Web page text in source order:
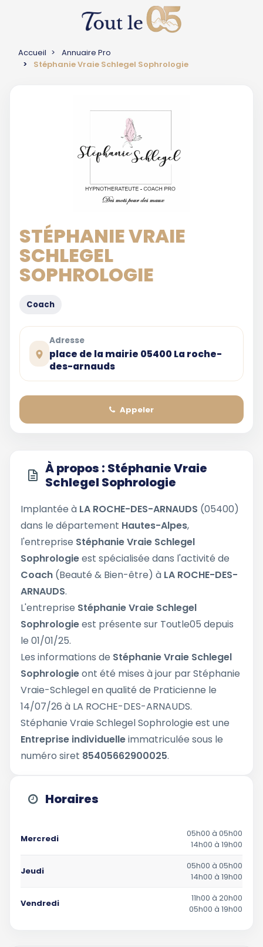
Accueil
Annuaire Pro
Stéphanie Vraie Schlegel Sophrologie
STÉPHANIE VRAIE
SCHLEGEL
SOPHROLOGIE
Coach
Adresse
place de la mairie 05400 La roche-
des-arnauds
Appeler
À propos : Stéphanie Vraie
Schlegel Sophrologie
Implantée à LA ROCHE-DES-ARNAUDS (05400)
dans le département Hautes-Alpes,
l'entreprise Stéphanie Vraie Schlegel
Sophrologieest spécialisée dans l'activité de
Coach (Beauté & Bien-être) à LA ROCHE-DES-
ARNAUDS.
L'entreprise Stéphanie Vraie Schlegel
Sophrologieest présente sur Toutle05 depuis
le 01/01/25.
Les informations de Stéphanie Vraie Schlegel
Sophrologieont été mises à jour par Stéphanie
Vraie-Schlegel en qualité de Praticienne le
14/07/26 à LA ROCHE-DES-ARNAUDS.
Stéphanie Vraie Schlegel Sophrologie est une
Entreprise individuelleimmatriculée sous le
numéro siret 85405662900025.
Horaires
Mercredi
05h00 à 05h00
14h00 à 19h00
Jeudi
05h00 à 05h00
14h00 à 19h00
Vendredi
11h00 à 20h00
05h00 à 19h00